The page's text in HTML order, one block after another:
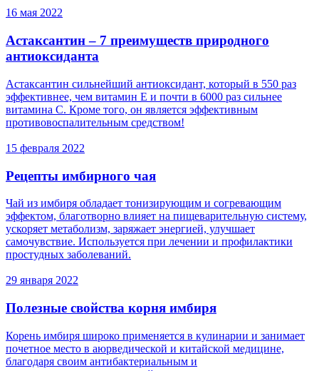
16 мая 2022
Астаксантин – 7 преимуществ природного
антиоксиданта
Астаксантин сильнейший антиоксидант, который в 550 раз
эффективнее, чем витамин Е и почти в 6000 раз сильнее
витамина С. Кроме того, он является эффективным
противовоспалительным средством!
15 февраля 2022
Рецепты имбирного чая
Чай из имбиря обладает тонизирующим и согревающим
эффектом, благотворно влияет на пищеварительную систему,
ускоряет метаболизм, заряжает энергией, улучшает
самочувствие. Используется при лечении и профилактики
простудных заболеваний.
29 января 2022
Полезные свойства корня имбиря
Корень имбиря широко применяется в кулинарии и занимает
почетное место в аюрведической и китайской медицине,
благодаря своим антибактериальным и